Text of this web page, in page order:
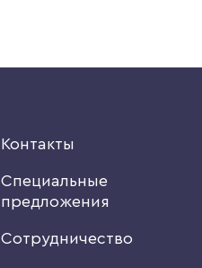
Контакты
Специальные
предложения
Сотрудничество